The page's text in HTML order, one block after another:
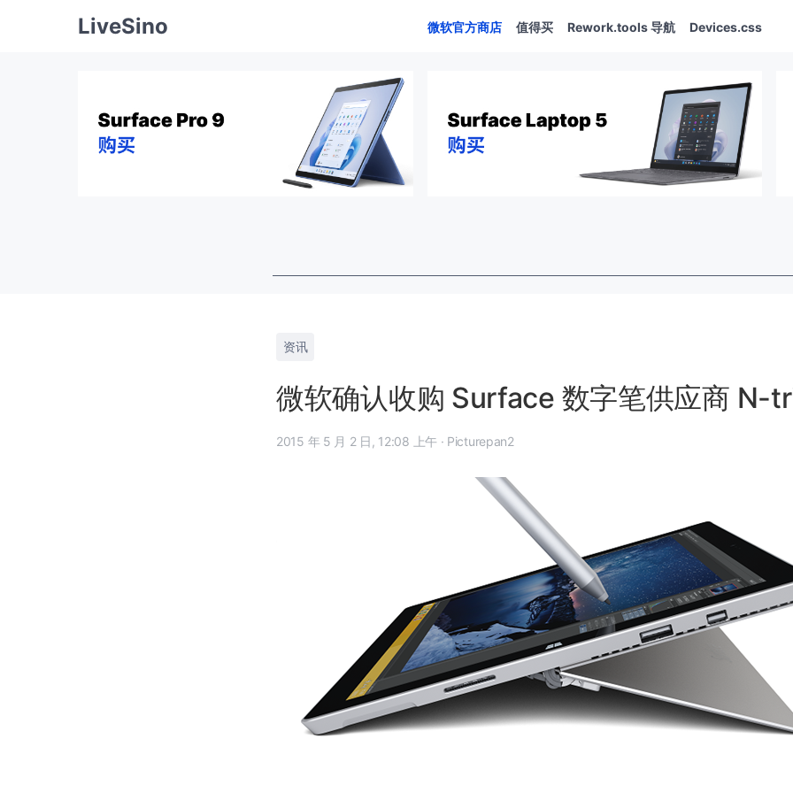
LiveSino 微软官方商店 值得买 Rework.tools 导航 Devices.css
资讯
微软确认收购 Surface 数字笔供应商 N-
2015 年 5 月 2 日, 12:08 上午 · Picturepan2